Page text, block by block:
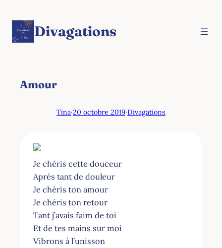
contenuDivagations
Amour
Tina·20 octobre 2019·Divagations
Je chéris cette douceur
Après tant de douleur
Je chéris ton amour
Je chéris ton retour
Tant j’avais faim de toi
Et de tes mains sur moi
Vibrons à l’unisson